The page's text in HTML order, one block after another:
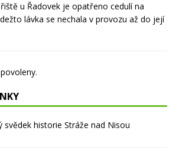
u Řadovek je opatřeno cedulí na
lávka se nechala v provozu až do její
svědek historie Stráže nad Nisou